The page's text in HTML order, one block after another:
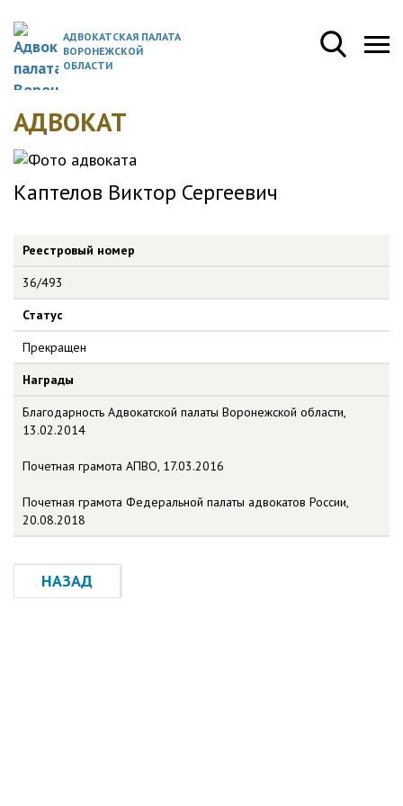
АДВОКАТСКАЯ ПАЛАТА
ВОРОНЕЖСКОЙ
ОБЛАСТИ
АДВОКАТ
Каптелов Виктор Сергеевич
Реестровый номер
36/493
Статус
Прекращен
Награды
Благодарность Адвокатской палаты Воронежской области,
13.02.2014
Почетная грамота АПВО, 17.03.2016
Почетная грамота Федеральной палаты адвокатов России,
20.08.2018
НАЗАД